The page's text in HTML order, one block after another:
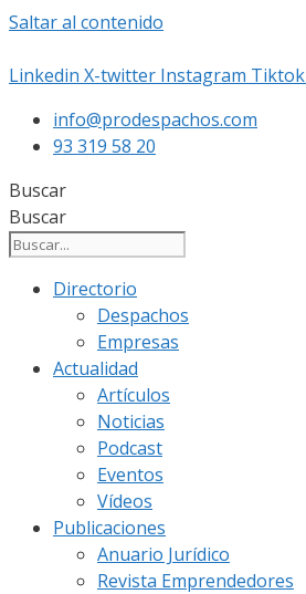
Saltar al contenido
Linkedin X-twitter Instagram Tiktok
info@prodespachos.com
93 319 58 20
Buscar
Buscar
Directorio
Despachos
Empresas
Actualidad
Artículos
Noticias
Podcast
Eventos
Vídeos
Publicaciones
Anuario Jurídico
Revista Emprendedores